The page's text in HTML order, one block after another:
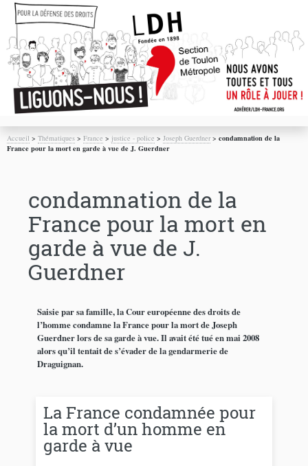
Accueil >Thématiques >France > justice - police >Joseph Guerdner>condamnation de la
France pour la mort en garde à vue de J. Guerdner
condamnation de la
France pour la mort en
garde à vue de J.
Guerdner
Saisie par sa famille, la Cour européenne des droits de
l’homme condamne la France pour la mort de Joseph
Guerdner lors de sa garde à vue. Il avait été tué en mai 2008
alors qu’il tentait de s’évader de la gendarmerie de
Draguignan.
La France condamnée pour
la mort d’un homme en
garde à vue